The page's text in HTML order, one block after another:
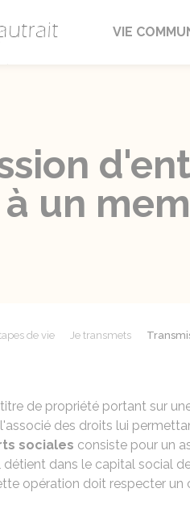
Triac-Lautrait
VIE
un
de vie Je transmets
de propriété portant sur
des droits lui
sociales consiste pour un
détient dans le capital social
opération doit respecter un